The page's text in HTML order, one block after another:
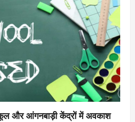
और आंगनबाड़ी केंद्रों में अवकाश